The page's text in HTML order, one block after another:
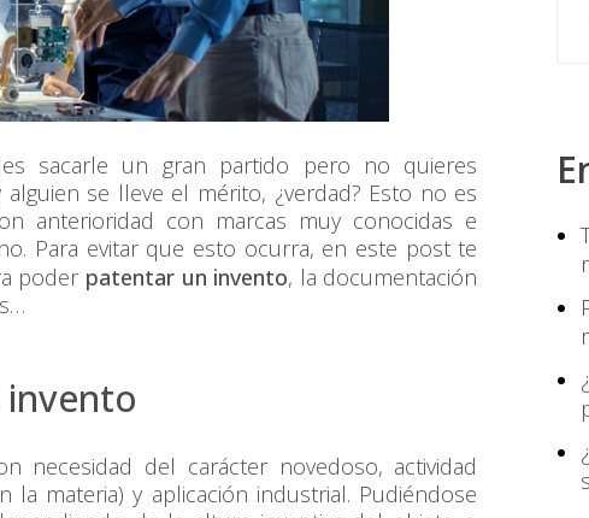
sacarle un gran partido pero no quieres
se lleve el mérito, ¿verdad? Esto no es
anterioridad con marcas muy conocidas e
Para evitar que esto ocurra, en este post te
poder patentar un invento, la documentación
necesidad del carácter novedoso, actividad
materia) y aplicación industrial. Pudiéndose